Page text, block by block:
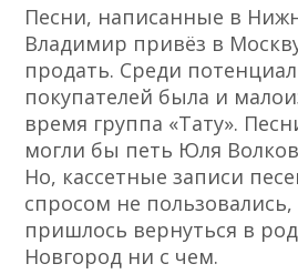
Песни, написанные в
Владимир привёз в
продать. Среди
покупателей была и
время группа «Тату».
могли бы петь Юля
Но, кассетные записи
спросом не
пришлось вернуться в
Новгород ни с чем.